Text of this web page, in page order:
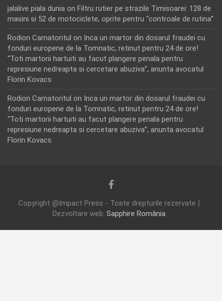
jalalive piala dunia on Filtru rutier pe strazile Timisoarei: 128 de
masini si 52 de motociclete, oprite pentru “controale de rutina”
Rodion Camatoritul on Inca un martor din dosarul fraudei cu
fonduri europene de la Tomnatic, retinut pentru 24 de ore!
“Toti martorii hartuiti au facut plangere penala pentru
represiune nedreapta si cercetare abuziva”, anunta avocatul
Florin Kovacs
Rodion Camatoritul on Inca un martor din dosarul fraudei cu
fonduri europene de la Tomnatic, retinut pentru 24 de ore!
“Toti martorii hartuiti au facut plangere penala pentru
represiune nedreapta si cercetare abuziva”, anunta avocatul
Florin Kovacs
Copyright @Impact Press - Toate drepturile rezervate |
Dezvoltare web: Sapphire România